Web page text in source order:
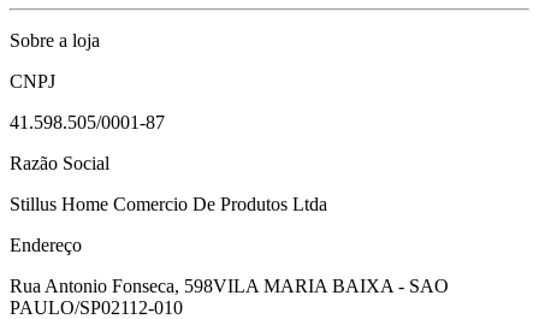
Sobre a loja
CNPJ
41.598.505/0001-87
Razão Social
Stillus Home Comercio De Produtos Ltda
Endereço
Rua Antonio Fonseca, 598VILA MARIA BAIXA - SAO
PAULO/SP02112-010